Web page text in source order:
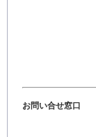
お問い合せ窓口